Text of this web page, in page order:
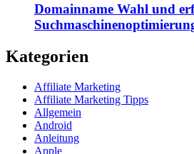
Domainname Wahl und
Kategorien
Affiliate Marketing
Affiliate Marketing Tipps
Allgemein
Android
Anleitung
Apple